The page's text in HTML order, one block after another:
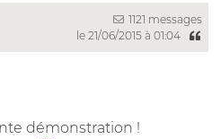
1121 messages
le 21/06/2015 à 01:04
démonstration !